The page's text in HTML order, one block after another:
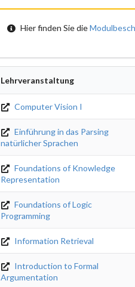
Hier finden Sie die
Lehrveranstaltung
Computer Vision I
Einführung in das Parsing
natürlicher Sprachen
Foundations of Knowledge
Representation
Foundations of Logic
Programming
Information Retrieval
Introduction to Formal
Argumentation